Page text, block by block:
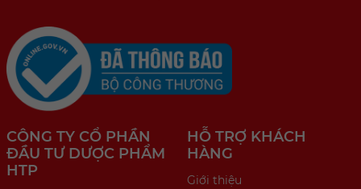
CÔNG TY CỔ PHẦN
ĐẦU TƯ DƯỢC PHẨM
HTP
HỖ TRỢ KHÁCH
HÀNG
Giới thiệu